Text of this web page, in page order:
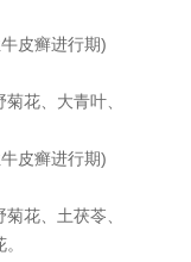
皮癣进行期)
花、大青叶、
皮癣进行期)
花、土茯苓、